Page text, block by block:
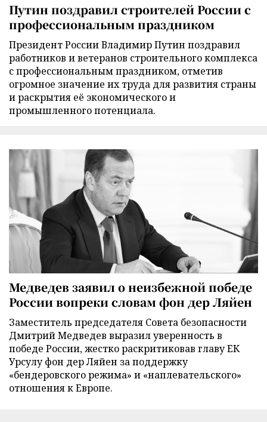
Путин поздравил строителей России с
профессиональным праздником
Президент России Владимир Путин поздравил
работников и ветеранов строительного комплекса
с профессиональным праздником, отметив
огромное значение их труда для развития страны
и раскрытия её экономического и
промышленного потенциала.
Медведев заявил о неизбежной победе
России вопреки словам фон дер Ляйен
Заместитель председателя Совета безопасности
Дмитрий Медведев выразил уверенность в
победе России, жестко раскритиковав главу ЕК
Урсулу фон дер Ляйен за поддержку
«бендеровского режима» и «наплевательского»
отношения к Европе.